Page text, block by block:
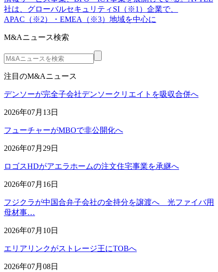
社は、グローバルセキュリティSI（※1）企業で、
APAC（※2）・EMEA（※3）地域を中心に
M&Aニュース検索
注目のM&Aニュース
デンソーが完全子会社デンソークリエイトを吸収合併へ
2026年07月13日
フューチャーがMBOで非公開化へ
2026年07月29日
ロゴスHDがアエラホームの注文住宅事業を承継へ
2026年07月16日
フジクラが中国合弁子会社の全持分を譲渡へ 光ファイバ用
母材事…
2026年07月10日
エリアリンクがストレージ王にTOBへ
2026年07月08日